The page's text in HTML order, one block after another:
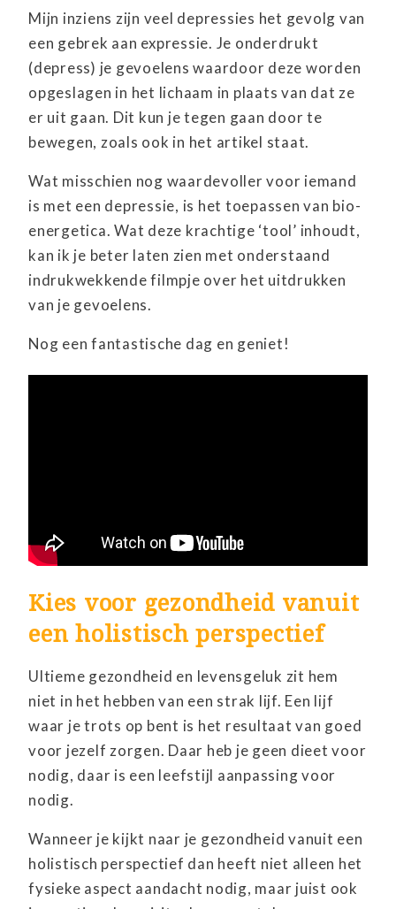
Mijn inziens zijn veel depressies het gevolg van
een gebrek aan expressie. Je onderdrukt
(depress) je gevoelens waardoor deze worden
opgeslagen in het lichaam in plaats van dat ze
er uit gaan. Dit kun je tegen gaan door te
bewegen, zoals ook in het artikel staat.
Wat misschien nog waardevoller voor iemand
is met een depressie, is het toepassen van bio-
energetica. Wat deze krachtige ‘tool’ inhoudt,
kan ik je beter laten zien met onderstaand
indrukwekkende filmpje over het uitdrukken
van je gevoelens.
Nog een fantastische dag en geniet!
Kies voor gezondheid vanuit
een holistisch perspectief
Ultieme gezondheid en levensgeluk zit hem
niet in het hebben van een strak lijf. Een lijf
waar je trots op bent is het resultaat van goed
voor jezelf zorgen. Daar heb je geen dieet voor
nodig, daar is een leefstijl aanpassing voor
nodig.
Wanneer je kijkt naar je gezondheid vanuit een
holistisch perspectief dan heeft niet alleen het
fysieke aspect aandacht nodig, maar juist ook